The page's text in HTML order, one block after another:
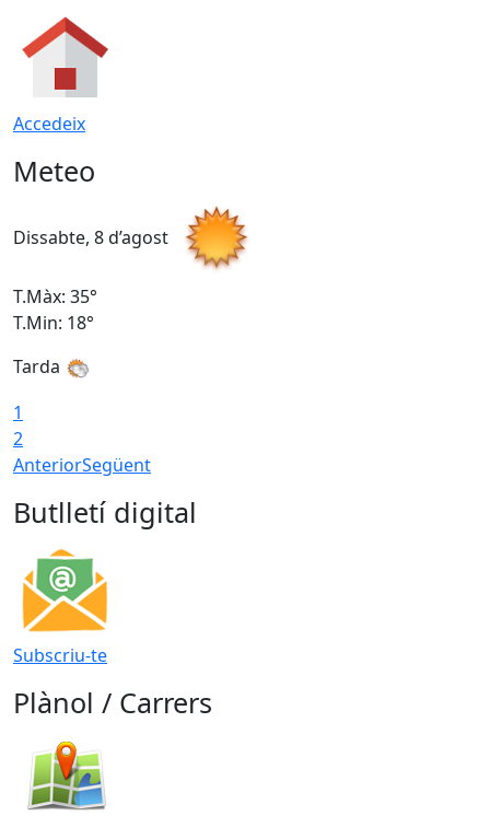
Accedeix
Meteo
Dissabte, 8 d’agost
T.Màx: 35°
T.Min: 18°
Tarda
1
2
AnteriorSegüent
Butlletí digital
Subscriu-te
Plànol / Carrers